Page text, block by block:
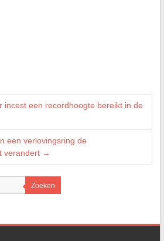
incest een recordhoogte bereikt in de
een verlovingsring de
verandert →
Zoeken